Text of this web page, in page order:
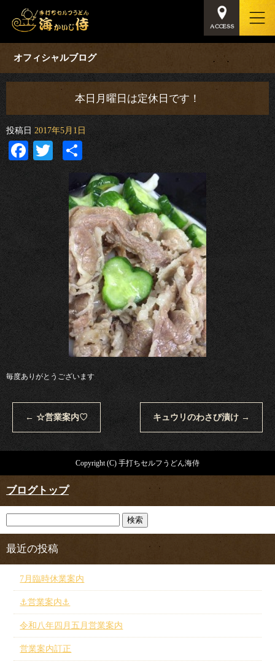
オフィシャルブログ
本日月曜日は定休日です！
投稿日 2017年5月1日
Facebook
Twitter
有
毎度ありがとうございます
← ☆営業案内♡ キュウリのわさび漬け →
Copyright (C) 手打ちセルフうどん海侍
ブログトップ
最近の投稿
7月臨時休業案内
⚓︎営業案内⚓︎
令和八年四月五月営業案内
営業案内訂正